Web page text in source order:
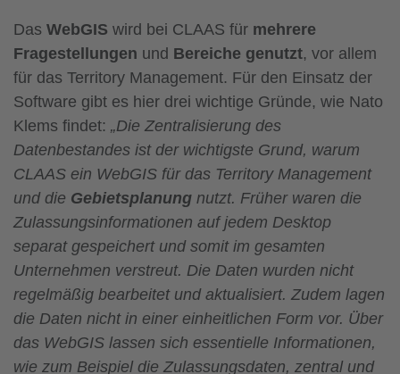
Das WebGIS wird bei CLAAS für mehrere
Fragestellungen und Bereiche genutzt, vor allem
für das Territory Management. Für den Einsatz der
Software gibt es hier drei wichtige Gründe, wie Nato
Klems findet: „Die Zentralisierung des
Datenbestandes ist der wichtigste Grund, warum
CLAAS ein WebGIS für das Territory Management
und die Gebietsplanung nutzt. Früher waren die
Zulassungsinformationen auf jedem Desktop
separat gespeichert und somit im gesamten
Unternehmen verstreut. Die Daten wurden nicht
regelmäßig bearbeitet und aktualisiert. Zudem lagen
die Daten nicht in einer einheitlichen Form vor. Über
das WebGIS lassen sich essentielle Informationen,
wie zum Beispiel die Zulassungsdaten, zentral und